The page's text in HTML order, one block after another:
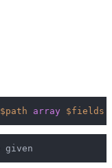
$path array $fields